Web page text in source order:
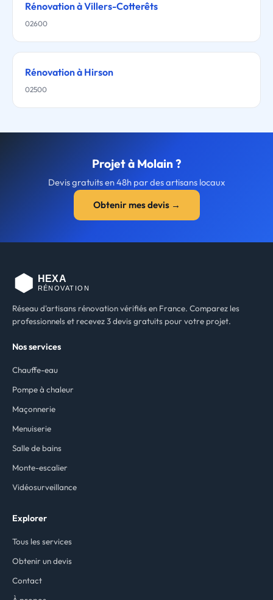
Rénovation à Villers-Cotterêts
02600
Rénovation à Hirson
02500
Projet à Molain ?
Devis gratuits en 48h par des artisans locaux
Obtenir mes devis →
Réseau d'artisans rénovation vérifiés en France. Comparez les
professionnels et recevez 3 devis gratuits pour votre projet.
Nos services
Chauffe-eau
Pompe à chaleur
Maçonnerie
Menuiserie
Salle de bains
Monte-escalier
Vidéosurveillance
Explorer
Tous les services
Obtenir un devis
Contact